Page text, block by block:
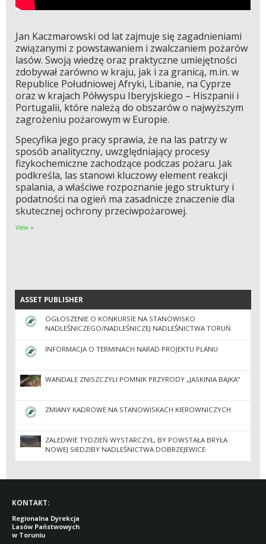
Jan Kaczmarowski od lat zajmuje się zagadnieniami
związanymi z powstawaniem i zwalczaniem pożarów
lasów. Swoją wiedzę oraz praktyczne umiejętności
zdobywał zarówno w kraju, jak i za granicą, m.in. w
Republice Południowej Afryki, Libanie, na Cyprze
oraz w krajach Półwyspu Iberyjskiego – Hiszpanii i
Portugalii, które należą do obszarów o najwyższym
zagrożeniu pożarowym w Europie.
Specyfika jego pracy sprawia, że na las patrzy w
sposób analityczny, uwzględniający procesy
fizykochemiczne zachodzące podczas pożaru. Jak
podkreśla, las stanowi kluczowy element reakcji
spalania, a właściwe rozpoznanie jego struktury i
podatności na ogień ma zasadnicze znaczenie dla
skutecznej ochrony przeciwpożarowej.
View »
ASSET PUBLISHER
ASSET PUBLISHER
OGŁOSZENIE O KONKURSIE NA STANOWISKO
NADLEŚNICZEGO/NADLEŚNICZEJ NADLEŚNICTWA TORUŃ
INFORMACJA O TERMINACH NARAD PROJEKTU PLANU
WANDALE ZNISZCZYLI POMNIK PRZYRODY „JASKINIA BAJKA”
ZMIANY KADROWE NA STANOWISKACH KIEROWNICZYCH
ZALEDWIE TYDZIEŃ WYSTARCZYŁ, BY POWSTAŁA BRYŁA
NOWEJ SIEDZIBY NADLEŚNICTWA DOBRZEJEWICE
KONTAKT:
Regionalna Dyrekcja
Lasów Państwowych
w Toruniu